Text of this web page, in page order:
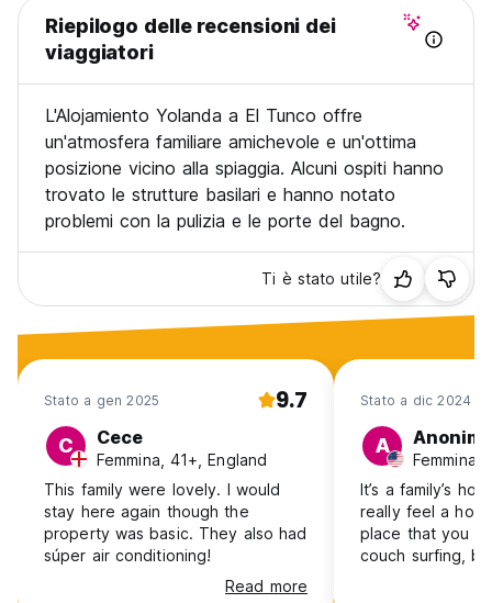
Riepilogo delle recensioni dei
viaggiatori
L'Alojamiento Yolanda a El Tunco offre
un'atmosfera familiare amichevole e un'ottima
posizione vicino alla spiaggia. Alcuni ospiti hanno
trovato le strutture basilari e hanno notato
problemi con la pulizia e le porte del bagno.
Ti è stato utile?
Stato a gen 2025 9.7
C Cece
Femmina, 41+, England
This family were lovely. I would
stay here again though the
property was basic. They also had
súper air conditioning!
Read more
Stato a dic 2024
A
Femmina,
It’s a family’s
really feel a
place that you
couch surfing,